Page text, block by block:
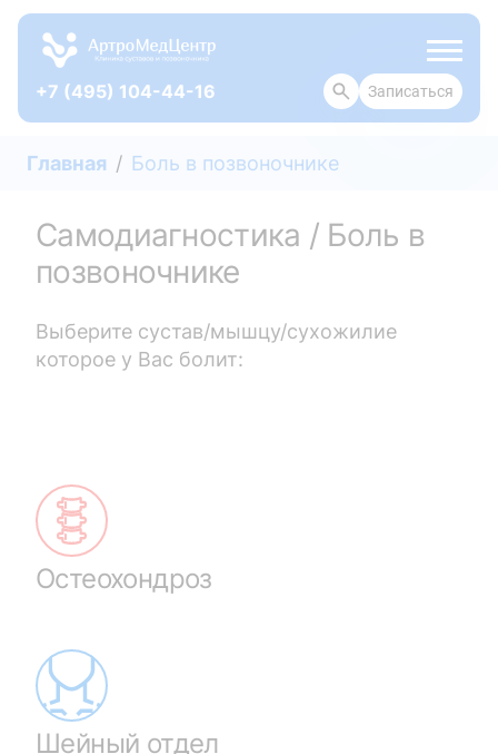
+7 (495) 104-44-16 Записаться
Главная
Боль в позвоночнике
Самодиагностика / Боль в
позвоночнике
Выберите сустав/мышцу/сухожилие
которое у Вас болит:
Остеохондроз
Шейный отдел